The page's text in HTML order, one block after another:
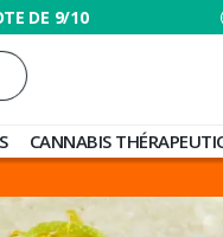
DE 9/10
CANNABIS